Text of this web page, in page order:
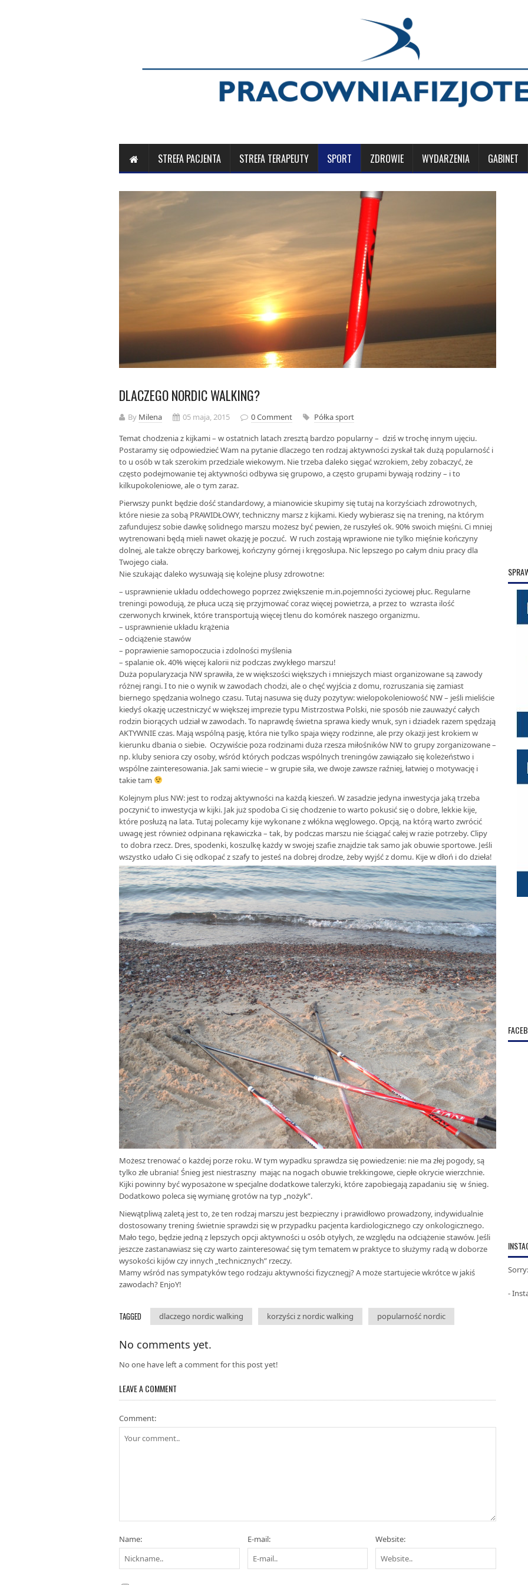
STREFA PACJENTA STREFA TERAPEUTY SPORT ZDROWIE WYDARZENIA GABINET
DLACZEGO NORDIC WALKING?
By Milena 05 maja, 2015 0 Comment
Półka sport
Temat chodzenia z kijkami – w ostatnich latach zresztą bardzo popularny – dziś w trochę innym ujęciu.
Postaramy się odpowiedzieć Wam na pytanie dlaczego ten rodzaj aktywności zyskał tak dużą popularność i
to u osób w tak szerokim przedziale wiekowym. Nie trzeba daleko sięgać wzrokiem, żeby zobaczyć, że
często podejmowanie tej aktywności odbywa się grupowo, a często grupami bywają rodziny – i to
kilkupokoleniowe, ale o tym zaraz.
Pierwszy punkt będzie dość standardowy, a mianowicie skupimy się tutaj na korzyściach zdrowotnych,
które niesie za sobą PRAWIDŁOWY, techniczny marsz z kijkami. Kiedy wybierasz się na trening, na którym
zafundujesz sobie dawkę solidnego marszu możesz być pewien, że ruszyłeś ok. 90% swoich mięśni. Ci mniej
wytrenowani będą mieli nawet okazję je poczuć. W ruch zostają wprawione nie tylko mięśnie kończyny
dolnej, ale także obręczy barkowej, kończyny górnej i kręgosłupa. Nic lepszego po całym dniu pracy dla
Twojego ciała.
Nie szukając daleko wysuwają się kolejne plusy zdrowotne:
– usprawnienie układu oddechowego poprzez zwiększenie m.in.pojemności życiowej płuc. Regularne
treningi powodują, że płuca uczą się przyjmować coraz więcej powietrza, a przez to wzrasta ilość
czerwonych krwinek, które transportują więcej tlenu do komórek naszego organizmu.
– usprawnienie układu krążenia
– odciążenie stawów
– poprawienie samopoczucia i zdolności myślenia
– spalanie ok. 40% więcej kalorii niż podczas zwykłego marszu!
Duża popularyzacja NW sprawiła, że w większości większych i mniejszych miast organizowane są zawody
różnej rangi. I to nie o wynik w zawodach chodzi, ale o chęć wyjścia z domu, rozruszania się zamiast
biernego spędzania wolnego czasu. Tutaj nasuwa się duży pozytyw: wielopokoleniowość NW – jeśli mieliście
kiedyś okazję uczestniczyć w większej imprezie typu Mistrzostwa Polski, nie sposób nie zauważyć całych
rodzin biorących udział w zawodach. To naprawdę świetna sprawa kiedy wnuk, syn i dziadek razem spędzają
AKTYWNIE czas. Mają wspólną pasję, która nie tylko spaja więzy rodzinne, ale przy okazji jest krokiem w
kierunku dbania o siebie. Oczywiście poza rodzinami duża rzesza miłośników NW to grupy zorganizowane –
np. kluby seniora czy osoby, wśród których podczas wspólnych treningów zawiązało się koleżeństwo i
wspólne zainteresowania. Jak sami wiecie – w grupie siła, we dwoje zawsze raźniej, łatwiej o motywację i
takie tam
Kolejnym plus NW: jest to rodzaj aktywności na każdą kieszeń. W zasadzie jedyna inwestycja jaką trzeba
poczynić to inwestycja w kijki. Jak już spodoba Ci się chodzenie to warto pokusić się o dobre, lekkie kije,
które posłużą na lata. Tutaj polecamy kije wykonane z włókna węglowego. Opcją, na którą warto zwrócić
uwagę jest również odpinana rękawiczka – tak, by podczas marszu nie ściągać całej w razie potrzeby. Clipy
to dobra rzecz. Dres, spodenki, koszulkę każdy w swojej szafie znajdzie tak samo jak obuwie sportowe. Jeśli
wszystko udało Ci się odkopać z szafy to jesteś na dobrej drodze, żeby wyjść z domu. Kije w dłoń i do dzieła!
Możesz trenować o każdej porze roku. W tym wypadku sprawdza się powiedzenie: nie ma złej pogody, są
tylko złe ubrania! Śnieg jest niestraszny mając na nogach obuwie trekkingowe, ciepłe okrycie wierzchnie.
Kijki powinny być wyposażone w specjalne dodatkowe talerzyki, które zapobiegają zapadaniu się w śnieg.
Dodatkowo poleca się wymianę grotów na typ „nożyk”.
Niewątpliwą zaletą jest to, że ten rodzaj marszu jest bezpieczny i prawidłowo prowadzony, indywidualnie
dostosowany trening świetnie sprawdzi się w przypadku pacjenta kardiologicznego czy onkologicznego.
Mało tego, będzie jedną z lepszych opcji aktywności u osób otyłych, ze względu na odciążenie stawów. Jeśli
jeszcze zastanawiasz się czy warto zainteresować się tym tematem w praktyce to służymy radą w doborze
wysokości kijów czy innych „technicznych” rzeczy.
Mamy wśród nas sympatyków tego rodzaju aktywności fizycznegj? A może startujecie wkrótce w jakiś
zawodach? EnjoY!
TAGGED dlaczego nordic walking korzyści z nordic walking popularność nordic
No comments yet.
No one have left a comment for this post yet!
LEAVE A COMMENT
Comment:
Name: E-mail: Website:
Sorry:
-